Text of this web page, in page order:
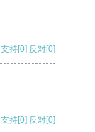
支持[0] 反对[0]
支持[0] 反对[0]